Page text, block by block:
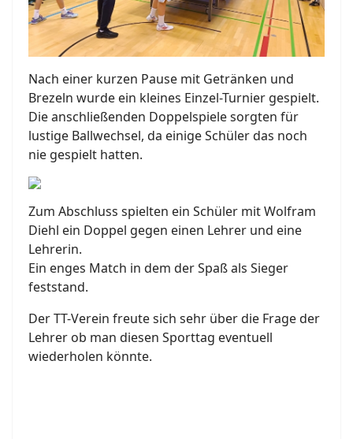
Nach einer kurzen Pause mit Getränken und
Brezeln wurde ein kleines Einzel-Turnier gespielt.
Die anschließenden Doppelspiele sorgten für
lustige Ballwechsel, da einige Schüler das noch
nie gespielt hatten.
Zum Abschluss spielten ein Schüler mit Wolfram
Diehl ein Doppel gegen einen Lehrer und eine
Lehrerin.
Ein enges Match in dem der Spaß als Sieger
feststand.
Der TT-Verein freute sich sehr über die Frage der
Lehrer ob man diesen Sporttag eventuell
wiederholen könnte.